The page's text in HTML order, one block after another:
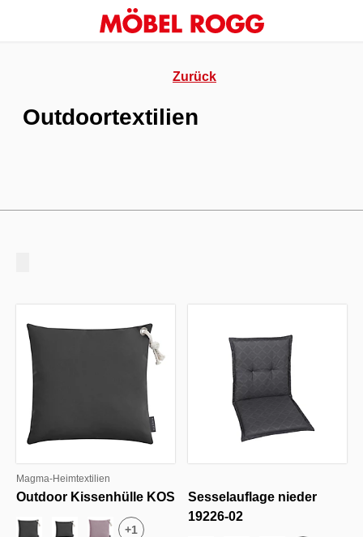
Zurück
Outdoortextilien
Magma-Heimtextilien
Outdoor Kissenhülle KOS
+1
Sesselauflage nieder
19226-02